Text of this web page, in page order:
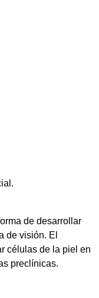
de desarrollar
de visión. El
células de la piel en
preclínicas.